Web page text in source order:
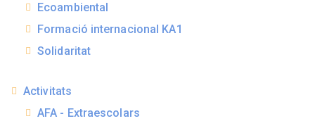
Ecoambiental
Formació internacional KA1
Solidaritat
Activitats
AFA - Extraescolars